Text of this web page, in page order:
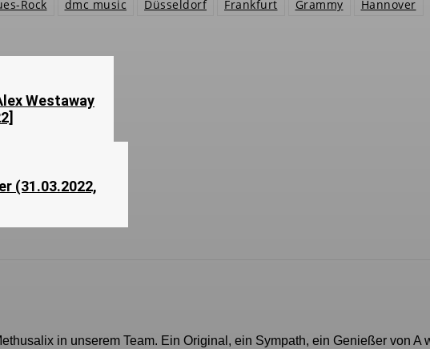
Rock dmc music Düsseldorf Frankfurt Grammy Hannover
Westaway
(31.03.2022,
in unserem Team. Ein Original, ein Sympath, ein Genießer von A